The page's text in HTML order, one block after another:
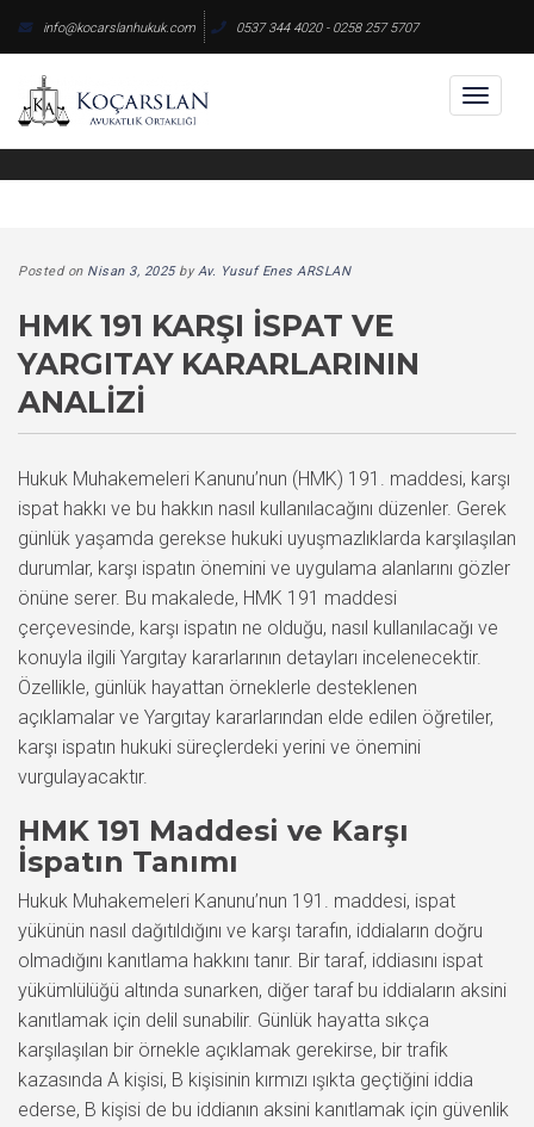
content
info@kocarslanhukuk.com 0537 344 4020 - 0258 257 5707
Posted on Nisan 3, 2025byAv. Yusuf Enes ARSLAN
HMK 191 KARŞI İSPAT VE
YARGITAY KARARLARININ
ANALIZI
Hukuk Muhakemeleri Kanunu’nun (HMK) 191. maddesi, karşı
ispat hakkı ve bu hakkın nasıl kullanılacağını düzenler. Gerek
günlük yaşamda gerekse hukuki uyuşmazlıklarda karşılaşılan
durumlar, karşı ispatın önemini ve uygulama alanlarını gözler
önüne serer. Bu makalede, HMK 191 maddesi
çerçevesinde, karşı ispatın ne olduğu, nasıl kullanılacağı ve
konuyla ilgili Yargıtay kararlarının detayları incelenecektir.
Özellikle, günlük hayattan örneklerle desteklenen
açıklamalar ve Yargıtay kararlarından elde edilen öğretiler,
karşı ispatın hukuki süreçlerdeki yerini ve önemini
vurgulayacaktır.
HMK 191 Maddesi ve Karşı
İspatın Tanımı
Hukuk Muhakemeleri Kanunu’nun 191. maddesi, ispat
yükünün nasıl dağıtıldığını ve karşı tarafın, iddiaların doğru
olmadığını kanıtlama hakkını tanır. Bir taraf, iddiasını ispat
yükümlülüğü altında sunarken, diğer taraf bu iddiaların aksini
kanıtlamak için delil sunabilir. Günlük hayatta sıkça
karşılaşılan bir örnekle açıklamak gerekirse, bir trafik
kazasında A kişisi, B kişisinin kırmızı ışıkta geçtiğini iddia
ederse, B kişisi de bu iddianın aksini kanıtlamak için güvenlik